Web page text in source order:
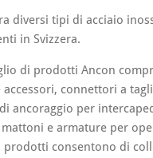
diversi tipi di acciaio
in Svizzera.
di prodotti Ancon
accessori, connettori a
ancoraggio per
e armature per
prodotti consentono di